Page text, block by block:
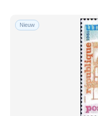
Nieuw